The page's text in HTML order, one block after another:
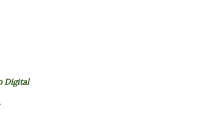
Digital